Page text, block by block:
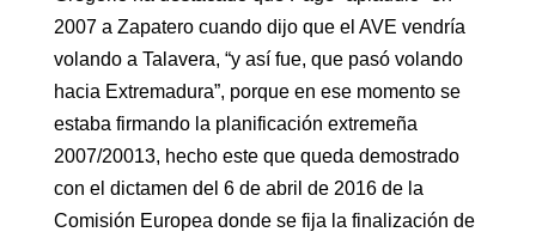
2007 a Zapatero cuando dijo que el AVE vendría
volando a Talavera, “y así fue, que pasó volando
hacia Extremadura”, porque en ese momento se
estaba firmando la planificación extremeña
2007/20013, hecho este que queda demostrado
con el dictamen del 6 de abril de 2016 de la
Comisión Europea donde se fija la finalización de